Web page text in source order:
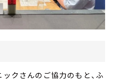
クさんのご協力のもと、ふ